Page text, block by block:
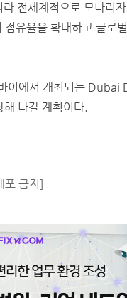
전세계적으로 모나리
유율을 확대하고 글로
이에서 개최되는
해 나갈 계획이다.
금지]